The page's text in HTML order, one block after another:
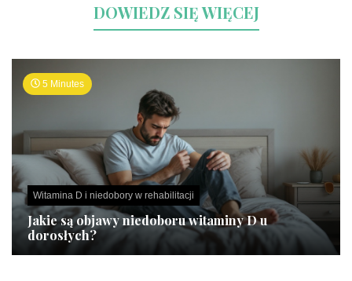
DOWIEDZ SIĘ WIĘCEJ
5 Minutes
Witamina D i niedobory w rehabilitacji
Jakie są objawy niedoboru witaminy D u
dorosłych?